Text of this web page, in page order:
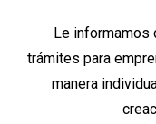
Le informamos
trámites para
manera